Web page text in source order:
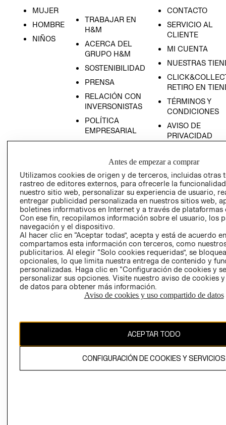
MUJER
HOMBRE
NIÑOS
TRABAJAR EN
H&M
ACERCA DEL
GRUPO H&M
SOSTENIBILIDAD
PRENSA
RELACIÓN CON
INVERSONISTAS
POLÍTICA
EMPRESARIAL
Y ÉTICA
(ESPAÑOL)
PROGRAMA DE
TRANSPARENCIA
Y ÉTICA (INGLÉS)
CONTACTO
SERVICIO AL
CLIENTE
MI CUENTA
NUESTRAS
RETIRO EN
TÉRMINOS Y
CONDICIONES
AVISO DE
PRIVACIDAD
AVISO DE
DE INDUSTRIA Y
COMERCIO - SIC
PETICIONES
QUEJAS Y
RECLAMOS
CAMBIAR REGIÓN
Antes de empezar a comprar
Utilizamos cookies de origen y de terceros, incluidas otras
rastreo de editores externos, para ofrecerle la
nuestro sitio web, personalizar su experiencia de usuario,
entregar publicidad personalizada en nuestros sitios web,
boletines informativos en Internet y a través de plataformas
Con ese fin, recopilamos información sobre el usuario, los
navegación y el dispositivo.
Al hacer clic en “Aceptar todas”, acepta y está de acuerdo
compartamos esta información con terceros, como
publicitarios. Al elegir “Solo cookies requeridas”, se
opcionales, lo que limita nuestra entrega de contenido y
personalizadas. Haga clic en “Configuración de cookies y
personalizar sus opciones. Visite nuestro aviso de cookies
de datos para obtener más información.
Aviso de cookies y uso compartido de datos
ACEPTAR TODO
CONFIGURACIÓN DE COOKIES Y SERVICIOS